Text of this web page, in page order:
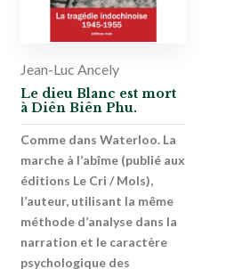
Jean-Luc Ancely
Le dieu Blanc est mort
à Diên Biên Phu.
Comme dans Waterloo. La
marche à l’abîme (publié aux
éditions Le Cri / Mols),
l’auteur, utilisant la même
méthode d’analyse dans la
narration et le caractère
psychologique des